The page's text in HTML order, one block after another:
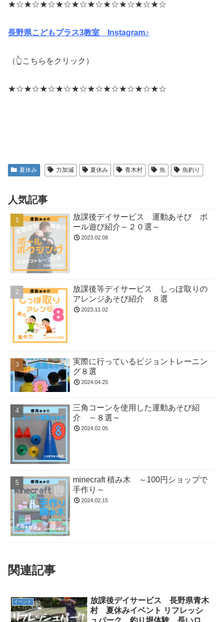
★☆★☆★☆★☆★☆★☆★☆★☆★☆★☆
長野県こどもプラス3教室 Instagram♪
（👆こちらをクリック）
★☆★☆★☆★☆★☆★☆★☆★☆★☆★☆
夏休み 力加減 夏休み 青木村 魚 魚釣り
人気記事
放課後デイサービス 運動あそび ボ
ール遊び紹介～２０選～
2023.02.08
放課後等デイサービス しっぽ取りの
アレンジあそび紹介 ８選
2023.11.02
実際に行っているビジョントレーニン
グ８選
2024.04.25
三角コーンを使用した運動あそび紹
介 ～８選～
2024.02.05
minecraft 積み木 ～100円ショップで
手作り～
2024.02.15
関連記事
イベント
放課後デイサービス 長野県青木
村 夏休みイベント リフレッシ
ュパーク 釣り堀体験 長いロー